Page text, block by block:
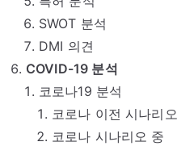
SWOT 분석
DMI 의견
COVID-19 분석
코로나19 분석
코로나 이전 시나리오
코로나 시나리오 중